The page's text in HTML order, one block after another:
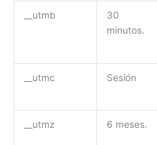
__utmb
30
minutos.
__utmc Sesión
__utmz 6 meses.